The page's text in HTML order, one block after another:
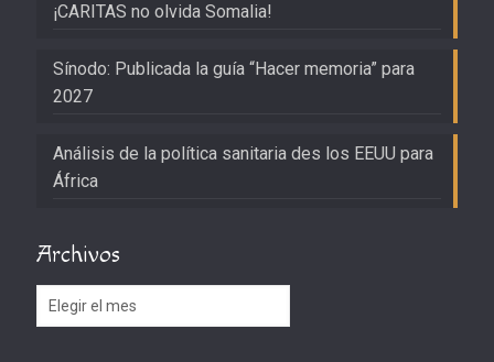
¡CARITAS no olvida Somalia!
Sínodo: Publicada la guía “Hacer memoria” para
2027
Análisis de la política sanitaria des los EEUU para
África
Archivos
Archivos